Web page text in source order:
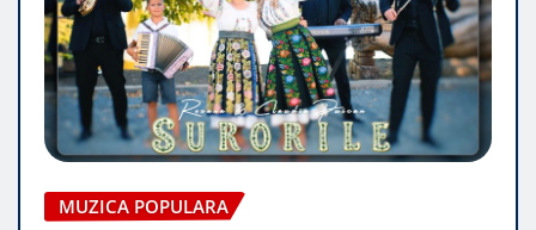
MUZICA POPULARA